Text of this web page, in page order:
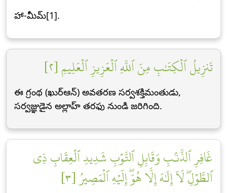
హా-మీమ్[1].
تَنزِيلُ ٱلۡكِتَٰبِ مِنَ ٱللَّهِ ٱلۡعَزِيزِ ٱلۡعَلِيمِ [٢]
ఈ గ్రంథ (ఖుర్ఆన్) అవతరణ సర్వశక్తిమంతుడు,
సర్వజ్ఞుడైన అల్లాహ్ తరఫు నుండి జరిగింది.
غَافِرِ ٱلذَّنۢبِ وَقَابِلِ ٱلتَّوۡبِ شَدِيدِ ٱلۡعِقَابِ ذِي
ٱلطَّوۡلِۖ لَآ إِلَٰهَ إِلَّا هُوَۖ إِلَيۡهِ ٱلۡمَصِيرُ [٣]